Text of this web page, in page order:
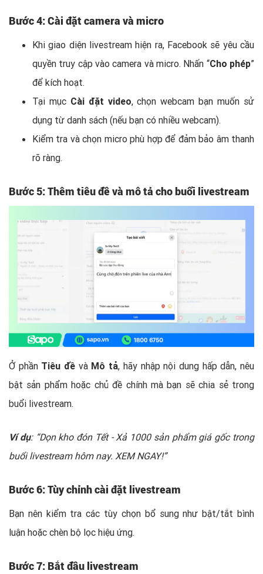
Bước 4: Cài đặt camera và micro
Khi giao diện livestream hiện ra, Facebook sẽ yêu cầu
quyền truy cập vào camera và micro. Nhấn “Cho phép”
để kích hoạt.
Tại mục Cài đặt video, chọn webcam bạn muốn sử
dụng từ danh sách (nếu bạn có nhiều webcam).
Kiểm tra và chọn micro phù hợp để đảm bảo âm thanh
rõ ràng.
Bước 5: Thêm tiêu đề và mô tả cho buổi livestream
Ở phần Tiêu đề và Mô tả, hãy nhập nội dung hấp dẫn, nêu
bật sản phẩm hoặc chủ đề chính mà bạn sẽ chia sẻ trong
buổi livestream.
Ví dụ: “Dọn kho đón Tết - Xả 1000 sản phẩm giá gốc trong
buổi livestream hôm nay. XEM NGAY!”
Bước 6: Tùy chỉnh cài đặt livestream
Bạn nên kiểm tra các tùy chọn bổ sung như bật/tắt bình
luận hoặc chèn bộ lọc hiệu ứng.
Bước 7: Bắt đầu livestream